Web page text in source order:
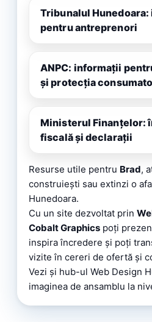
Tribunalul
pentru antreprenori
ANPC: informații
și protecția
Ministerul Finanțelor:
fiscală și declarații
Resurse utile pentru Brad,
construiești sau extinzi o
Hunedoara.
Cu un site dezvoltat prin
Cobalt Graphics poți
inspira încredere și poți
vizite în cereri de ofertă și
Vezi și hub-ul Web Design
imaginea de ansamblu la